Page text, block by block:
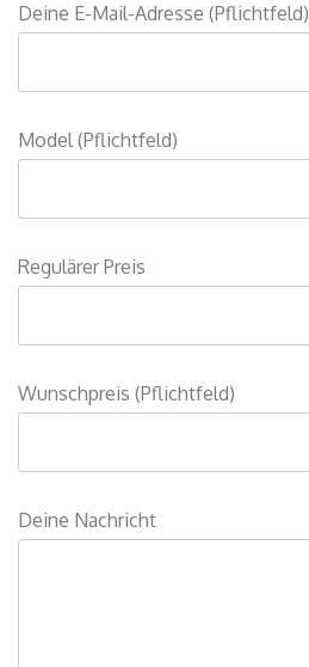
Deine E-Mail-Adresse (Pflichtfeld)
Model (Pflichtfeld)
Regulärer Preis
Wunschpreis (Pflichtfeld)
Deine Nachricht